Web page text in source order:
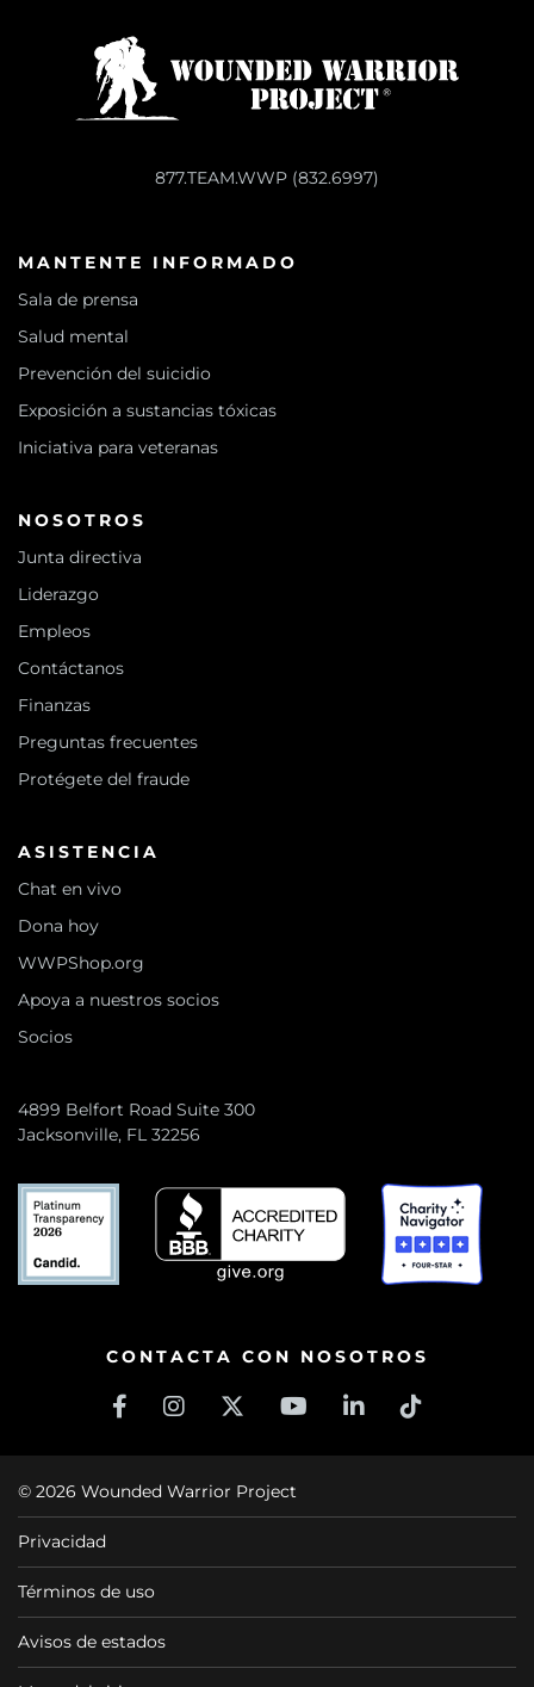
877.TEAM.WWP (832.6997)
MANTENTE INFORMADO
Sala de prensa
Salud mental
Prevención del suicidio
Exposición a sustancias tóxicas
Iniciativa para veteranas
NOSOTROS
Junta directiva
Liderazgo
Empleos
Contáctanos
Finanzas
Preguntas frecuentes
Protégete del fraude
ASISTENCIA
Chat en vivo
Dona hoy
WWPShop.org
Apoya a nuestros socios
Socios
4899 Belfort Road Suite 300
Jacksonville, FL 32256
CONTACTA CON NOSOTROS
© 2026 Wounded Warrior Project
Privacidad
Términos de uso
Avisos de estados